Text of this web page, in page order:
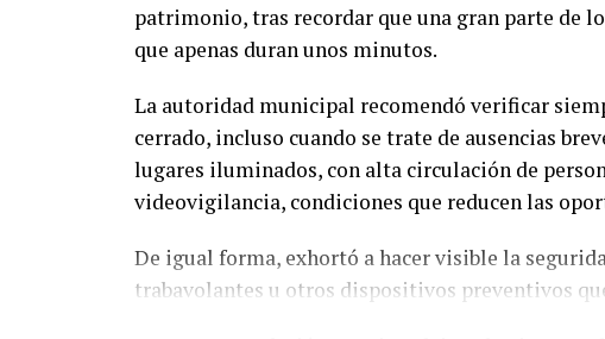
patrimonio, tras recordar que una gran parte de
que apenas duran unos minutos.
La autoridad municipal recomendó verificar
cerrado, incluso cuando se trate de ausencias
lugares iluminados, con alta circulación de
videovigilancia, condiciones que reducen las
De igual forma, exhortó a hacer visible la
trabavolantes u otros dispositivos preventivos